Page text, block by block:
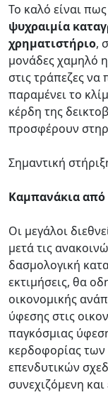
Το καλό είναι
ψυχραιμία
χρηματιστήριο,
μονάδες χαμηλό
στις τράπεζες να
παραμένει το
κέρδη της
προσφέρουν
Σημαντική
Καμπανάκια από
Οι μεγάλοι
μετά τις
δασμολογική
εκτιμήσεις, θα
οικονομικής
ύφεσης στις
παγκόσμιας
κερδοφορίας των
επενδυτικών
συνεχιζόμενη